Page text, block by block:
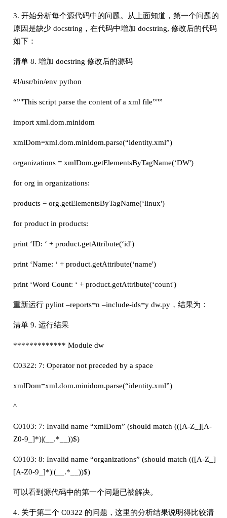
3. 开始分析每个源代码中的问题。从上面知道，第一个问题的
原因是缺少 docstring，在代码中增加 docstring, 修改后的代码
如下：
清单 8. 增加 docstring 修改后的源码
#!/usr/bin/env python
“”"This script parse the content of a xml file”"”
import xml.dom.minidom
xmlDom=xml.dom.minidom.parse(“identity.xml”)
organizations = xmlDom.getElementsByTagName(‘DW')
for org in organizations:
products = org.getElementsByTagName(‘linux')
for product in products:
print ‘ID: ‘ + product.getAttribute(‘id')
print ‘Name: ‘ + product.getAttribute(‘name')
print ‘Word Count: ‘ + product.getAttribute(‘count')
重新运行 pylint –reports=n –include-ids=y dw.py，结果为：
清单 9. 运行结果
************* Module dw
C0322: 7: Operator not preceded by a space
xmlDom=xml.dom.minidom.parse(“identity.xml”)
^
C0103: 7: Invalid name “xmlDom” (should match (([A-Z_][A-
Z0-9_]*)|(__.*__))$)
C0103: 8: Invalid name “organizations” (should match (([A-Z_]
[A-Z0-9_]*)|(__.*__))$)
可以看到源代码中的第一个问题已被解决。
4. 关于第二个 C0322 的问题，这里的分析结果说明得比较清